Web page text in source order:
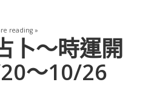
reading »
卜～時運開
～10/26